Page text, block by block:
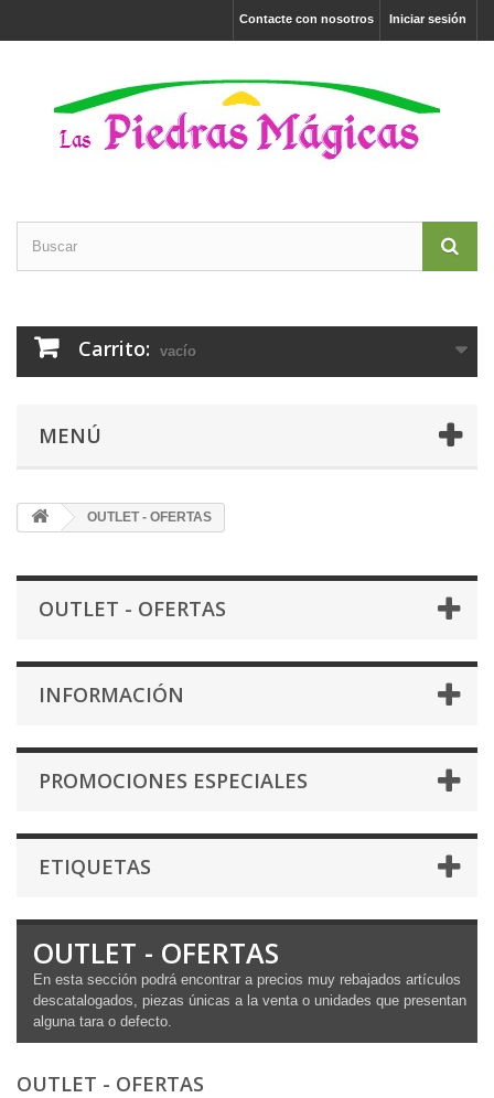
Iniciar sesión
Contacte con nosotros
Carrito: vacío
MENÚ
OUTLET - OFERTAS
OUTLET - OFERTAS
INFORMACIÓN
PROMOCIONES ESPECIALES
ETIQUETAS
OUTLET - OFERTAS
En esta sección podrá encontrar a precios muy rebajados artículos
descatalogados, piezas únicas a la venta o unidades que presentan
alguna tara o defecto.
OUTLET - OFERTAS